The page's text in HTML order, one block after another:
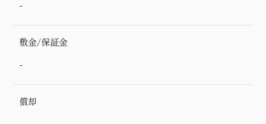
-
敷金/保証金
-
償却